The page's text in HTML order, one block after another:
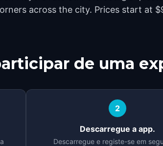
across the city. Prices start at
de uma
2
Descarregue a app.
Descarregue e registe-se em